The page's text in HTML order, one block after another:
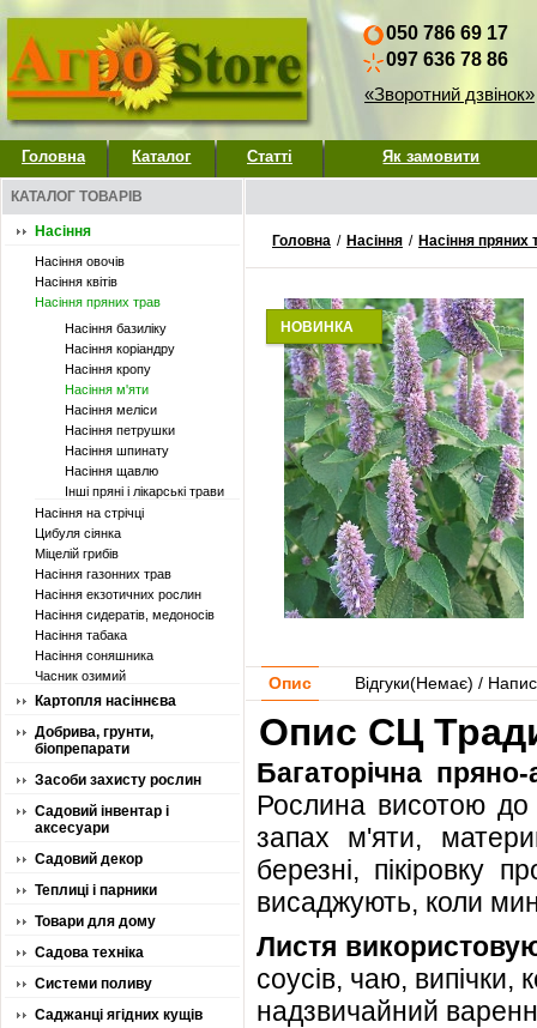
050 786 69 17
097 636 78 86
«Зворотний дзвінок»
Головна Каталог Статті Як замовити
КАТАЛОГ ТОВАРІВ
Насіння
Насіння овочів
Насіння квітів
Насіння пряних трав
Насіння базиліку
Насіння коріандру
Насіння кропу
Насіння м'яти
Насіння меліси
Насіння петрушки
Насіння шпинату
Насіння щавлю
Інші пряні і лікарські трави
Насіння на стрічці
Цибуля сіянка
Міцелій грибів
Насіння газонних трав
Насіння екзотичних рослин
Насіння сидератів, медоносів
Насіння табака
Насіння соняшника
Часник озимий
Картопля насіннєва
Добрива, грунти,
біопрепарати
Засоби захисту рослин
Садовий інвентар і
аксесуари
Садовий декор
Теплиці і парники
Товари для дому
Садова техніка
Системи поливу
Саджанці ягідних кущів
Головна / Насіння / Насіння пряних
НОВИНКА
Опис Відгуки(Немає) /
Опис СЦ
Багаторічна
Рослина висотою
запах м'яти,
березні, пікіровку
висаджують, коли
Листя
соусів, чаю, випічки,
надзвичайний